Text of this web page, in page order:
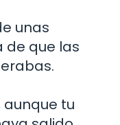
unas
de que las
aunque tu